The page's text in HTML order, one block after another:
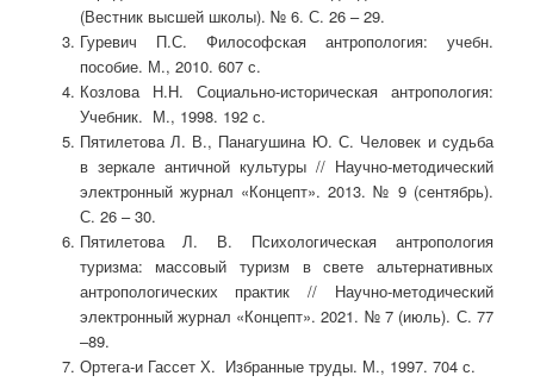
(Вестник высшей школы). № 6. С. 26 – 29.
Гуревич П.С. Философская антропология: учебн.
пособие. М., 2010. 607 с.
Козлова Н.Н. Социально-историческая антропология:
Учебник. М., 1998. 192 с.
Пятилетова Л. В., Панагушина Ю. С. Человек и судьба
в зеркале античной культуры // Научно-методический
электронный журнал «Концепт». 2013. № 9 (сентябрь).
С. 26 – 30.
Пятилетова Л. В. Психологическая антропология
туризма: массовый туризм в свете альтернативных
антропологических практик // Научно-методический
электронный журнал «Концепт». 2021. № 7 (июль). С. 77
–89.
Ортега-и Гассет Х. Избранные труды. М., 1997. 704 с.